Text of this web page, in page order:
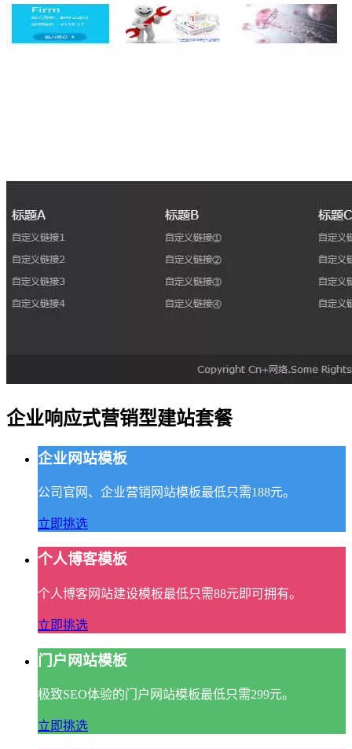
企业响应式营销型建站套餐
企业网站模板
公司官网、企业营销网站模板最低只需188元。
立即挑选
个人博客模板
个人博客网站建设模板最低只需88元即可拥有。
立即挑选
门户网站模板
极致SEO体验的门户网站模板最低只需299元。
立即挑选